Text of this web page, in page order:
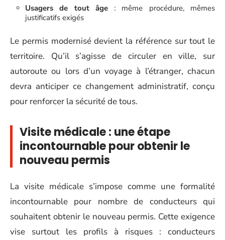
Usagers de tout âge: même procédure, mêmes
justificatifs exigés
Le permis modernisé devient la référence sur tout le
territoire. Qu’il s’agisse de circuler en ville, sur
autoroute ou lors d’un voyage à l’étranger, chacun
devra anticiper ce changement administratif, conçu
pour renforcer la sécurité de tous.
Visite médicale : une étape
incontournable pour obtenir le
nouveau permis
La visite médicale s’impose comme une formalité
incontournable pour nombre de conducteurs qui
souhaitent obtenir le nouveau permis. Cette exigence
vise surtout les profils à risques : conducteurs